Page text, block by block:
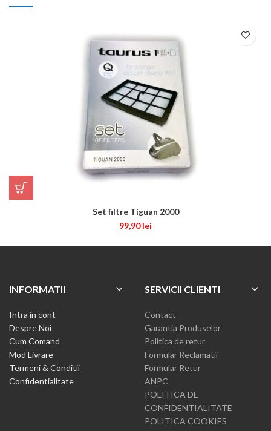
Set filtre Tiguan 2000
99,90lei
INFORMATII
Intra in cont
Despre Noi
Cum Comand
Mod Livrare
Termeni & Conditii
Confidentialitate
SERVICII CLIENTI
Contact
Garantia Produselor
Politica de retur
Formular Reclamatii
Formular Retur
ANPC
POLITICA DE
CONFIDENTIALITATE
POLITICA COOKIES